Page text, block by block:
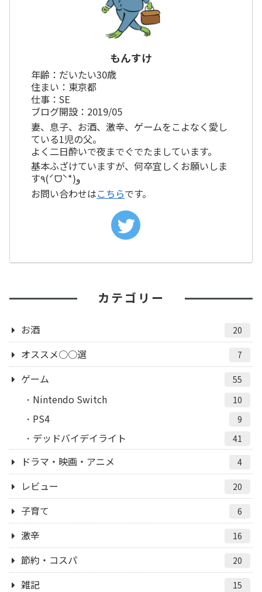
もんすけ
年齢：だいたい30歳
住まい：東京都
仕事：SE
ブログ開設：2019/05
妻、息子、お酒、激辛、ゲームをこよなく愛し
ている1児の父。
よく二日酔いで夜までぐでたましています。
基本ふざけていますが、何卒宜しくお願いしま
す٩(ˊᗜˋ*)و
お問い合わせはこちらです。
カテゴリー
お酒 20
オススメ○○選 7
ゲーム 55
Nintendo Switch 10
PS4 9
デッドバイデイライト 41
ドラマ・映画・アニメ 4
レビュー 20
子育て 6
激辛 16
節約・コスパ 20
雑記 15